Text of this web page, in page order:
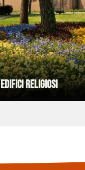
Edifici religiosi